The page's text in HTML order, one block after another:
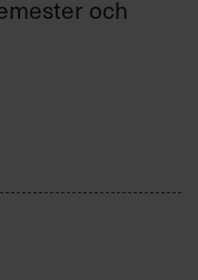
och